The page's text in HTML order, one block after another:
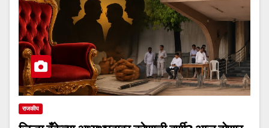
राजकीय